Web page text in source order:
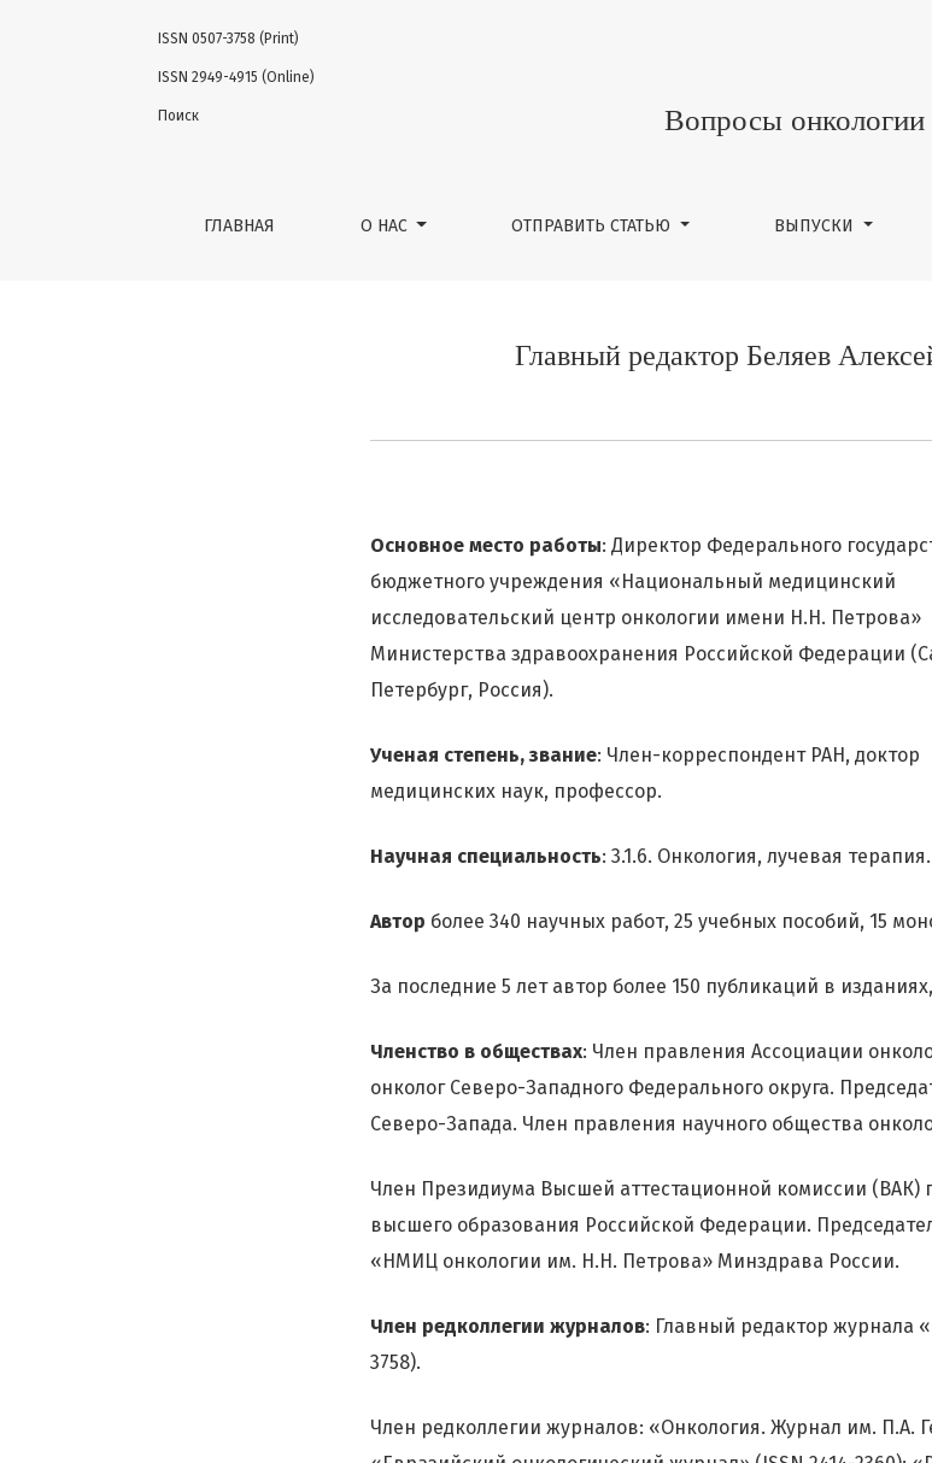
Главный редактор Беляев Алексей Михайлович
Вопросы онкологии
ГЛАВНАЯ О НАС ОТПРАВИТЬ СТАТЬЮ ВЫПУСКИ
ISSN 0507-3758 (Print)
ISSN 2949-4915 (Online)
Поиск
Главный редактор Беляев
Основное место работы: Директор Федерального
бюджетного учреждения «Национальный медицинский
исследовательский центр онкологии имени Н.Н. Петрова»
Министерства здравоохранения Российской Федерации
Петербург, Россия).
Ученая степень, звание: Член-корреспондент РАН, доктор
медицинских наук, профессор.
Научная специальность: 3.1.6. Онкология, лучевая терапия.
Автор более 340 научных работ, 25 учебных пособий, 15
За последние 5 лет автор более 150 публикаций в
Членство в обществах: Член правления Ассоциации
онколог Северо-Западного Федерального округа.
Северо-Запада. Член правления научного общества
Член Президиума Высшей аттестационной комиссии (ВАК)
высшего образования Российской Федерации.
«НМИЦ онкологии им. Н.Н. Петрова» Минздрава России.
Член редколлегии журналов: Главный редактор журнала
3758).
Член редколлегии журналов: «Онкология. Журнал им. П.А.